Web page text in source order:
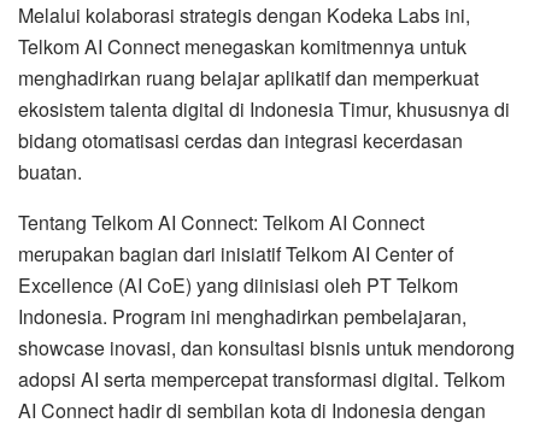
Melalui kolaborasi strategis dengan Kodeka Labs ini,
Telkom AI Connect menegaskan komitmennya untuk
menghadirkan ruang belajar aplikatif dan memperkuat
ekosistem talenta digital di Indonesia Timur, khususnya di
bidang otomatisasi cerdas dan integrasi kecerdasan
buatan.
Tentang Telkom AI Connect: Telkom AI Connect
merupakan bagian dari inisiatif Telkom AI Center of
Excellence (AI CoE) yang diinisiasi oleh PT Telkom
Indonesia. Program ini menghadirkan pembelajaran,
showcase inovasi, dan konsultasi bisnis untuk mendorong
adopsi AI serta mempercepat transformasi digital. Telkom
AI Connect hadir di sembilan kota di Indonesia dengan